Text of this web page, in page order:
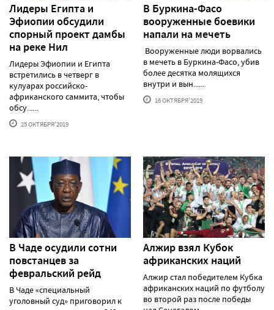
Лидеры Египта и
Эфиопии обсудили
спорный проект дамбы
на реке Нил
Лидеры Эфиопии и Египта
встретились в четверг в
кулуарах российско-
африканского саммита, чтобы
обсу......
25 ОКТЯБРЯ'2019
В Буркина-Фасо
вооруженные боевики
напали на мечеть
Вооруженные люди ворвались
в мечеть в Буркина-Фасо, убив
более десятка молящихся
внутри и вын......
16 ОКТЯБРЯ'2019
В Чаде осудили сотни
повстанцев за
февральский рейд
В Чаде «специальный
уголовный суд» приговорил к
Алжир взял Кубок
африканских наций
Алжир стал победителем Кубка
африканских наций по футболу
во второй раз после победы